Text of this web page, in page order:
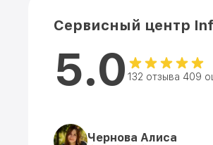
Сервисный центр
5.0 132 отзыва 409
Чернова Алиса